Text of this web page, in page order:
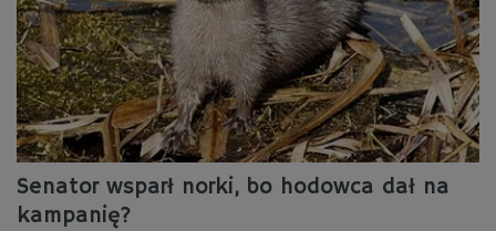
Senator wsparł norki, bo hodowca dał na
kampanię?